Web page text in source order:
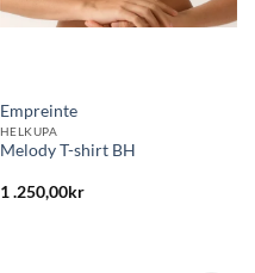
Empreinte
HELKUPA
Melody T-shirt BH
1 .250,00kr